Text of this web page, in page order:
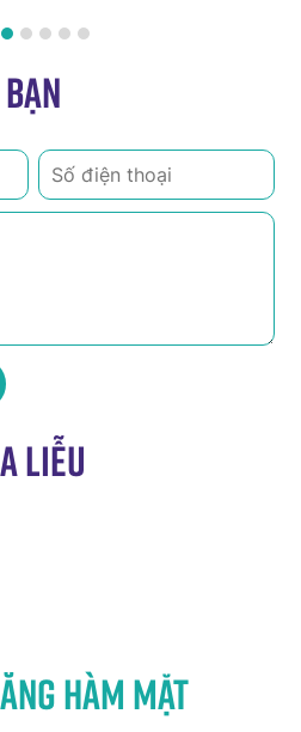
liễu
hàm mặt